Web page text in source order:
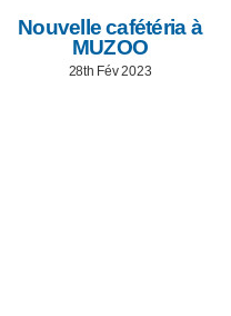
Nouvelle cafétéria à
MUZOO
28th Fév 2023